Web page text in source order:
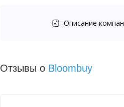
Описание
Отзывы о Bloombuy